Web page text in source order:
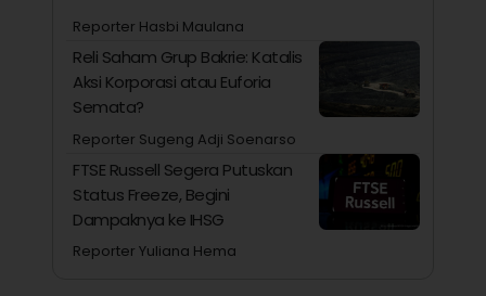
Reporter Hasbi Maulana
Reli Saham Grup Bakrie: Katalis
Aksi Korporasi atau Euforia
Semata?
Reporter Sugeng Adji Soenarso
FTSE Russell Segera Putuskan
Status Freeze, Begini
Dampaknya ke IHSG
Reporter Yuliana Hema